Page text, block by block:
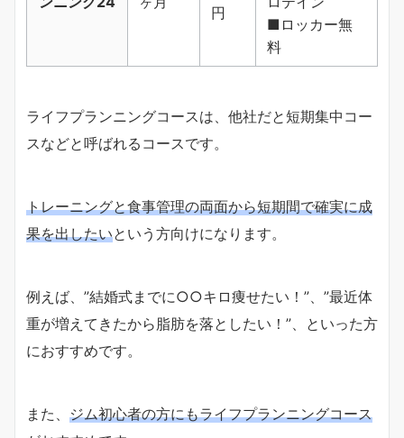
円
■ロッカー無
料
ライフプランニングコースは、他社だと短期集中コー
スなどと呼ばれるコースです。
トレーニングと食事管理の両面から短期間で確実に成
果を出したいという方向けになります。
例えば、”結婚式までに○○キロ痩せたい！”、”最近体
重が増えてきたから脂肪を落としたい！”、といった方
におすすめです。
また、 ジム初心者の方にもライフプランニングコース